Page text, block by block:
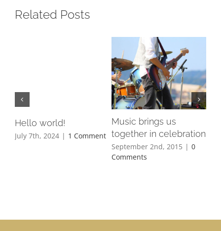
Related Posts
Hello world!
July 7th, 2024 | 1 Comment
Music brings us
together in celebration
September 2nd, 2015 | 0
Comments